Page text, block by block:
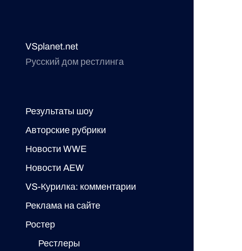
VSplanet.net
Русский дом рестлинга
Результаты шоу
Авторские рубрики
Новости WWE
Новости AEW
VS-Курилка: комментарии
Реклама на сайте
Ростер
Рестлеры